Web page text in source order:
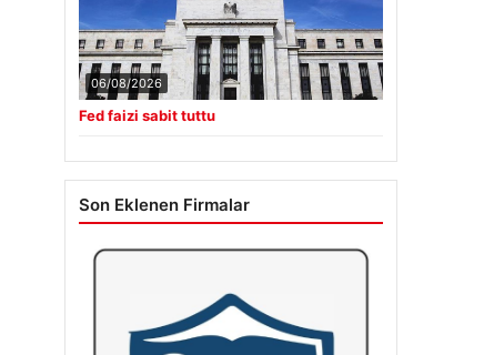
06/08/2026
Fed faizi sabit tuttu
Son Eklenen Firmalar